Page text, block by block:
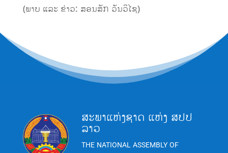
(ພາບ ແລະ ຂ່າວ: ສອນສັກ ວັນວິໄຊ)
ສະພາແຫ່ງຊາດ ແຫ່ງ ສປປ
ລາວ
THE NATIONAL ASSEMBLY OF